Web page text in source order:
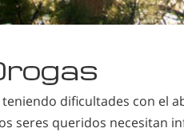
dificultades con el
seres queridos necesitan